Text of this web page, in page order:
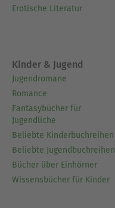
Erotische Literatur
Kinder & Jugend
Jugendromane
Romance
Fantasybücher für
Jugendliche
Beliebte Kinderbuchreihen
Beliebte Jugendbuchreihen
Bücher über Einhörner
Wissensbücher für Kinder